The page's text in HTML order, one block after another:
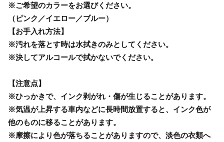
※ご希望のカラーをお選びください。
（ピンク／イエロー／ブルー）
【お手入れ方法】
※汚れを落とす時は水拭きのみとしてください。
※決してアルコールで拭かないでください。
【注意点】
※ひっかきで、インク剥がれ・傷が生じることがあります。
※気温が上昇する車内などに長時間放置すると、インク色が
他のものに移ることがあります。
※摩擦により色が落ちることがありますので、淡色の衣類へ